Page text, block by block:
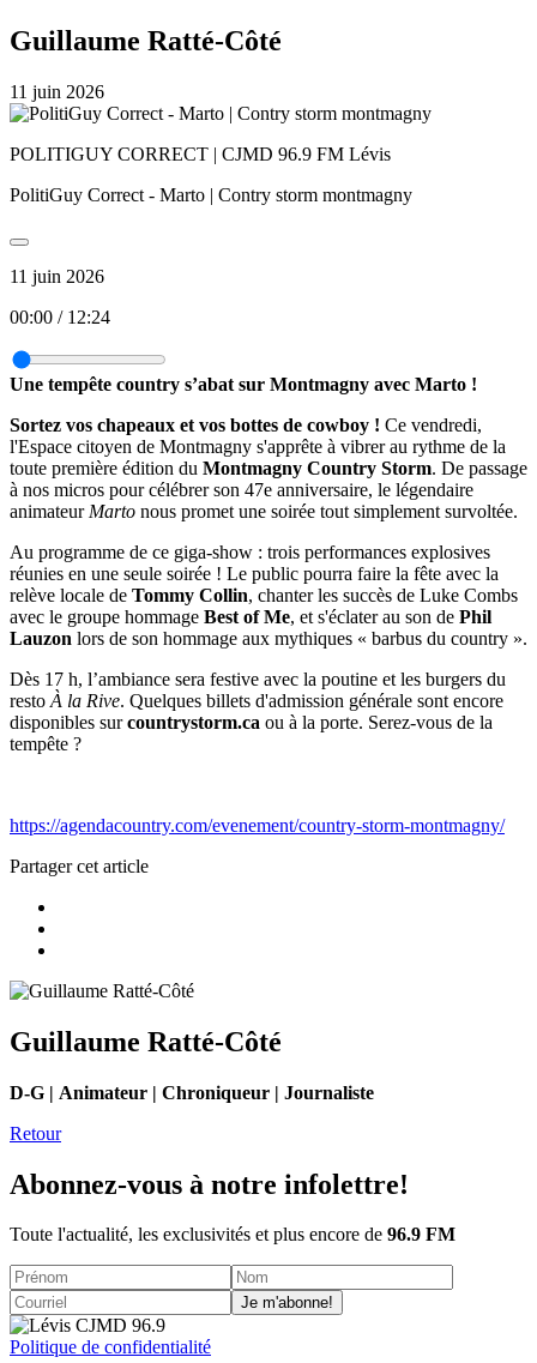
Guillaume Ratté-Côté
11 juin 2026
POLITIGUY CORRECT | CJMD 96.9 FM Lévis
PolitiGuy Correct - Marto | Contry storm montmagny
11 juin 2026
00:00 / 12:24
Une tempête country s’abat sur Montmagny avec Marto !
Sortez vos chapeaux et vos bottes de cowboy ! Ce vendredi,
l'Espace citoyen de Montmagny s'apprête à vibrer au rythme de la
toute première édition du Montmagny Country Storm. De passage
à nos micros pour célébrer son 47e anniversaire, le légendaire
animateur Marto nous promet une soirée tout simplement survoltée.
Au programme de ce giga-show : trois performances explosives
réunies en une seule soirée ! Le public pourra faire la fête avec la
relève locale de Tommy Collin, chanter les succès de Luke Combs
avec le groupe hommage Best of Me, et s'éclater au son de Phil
Lauzon lors de son hommage aux mythiques « barbus du country ».
Dès 17 h, l’ambiance sera festive avec la poutine et les burgers du
resto À la Rive. Quelques billets d'admission générale sont encore
disponibles surcountrystorm.ca ou à la porte. Serez-vous de la
tempête ?
https://agendacountry.com/evenement/country-storm-montmagny/
Partager cet article
Guillaume Ratté-Côté
D-G | Animateur | Chroniqueur | Journaliste
Retour
Abonnez-vous à notre infolettre!
Toute l'actualité, les exclusivités et plus encore de 96.9 FM
Je m'abonne!
Politique de confidentialité